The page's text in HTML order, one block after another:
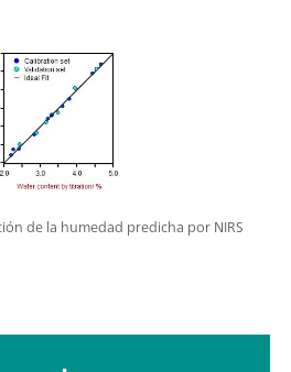
de la humedad predicha por NIRS